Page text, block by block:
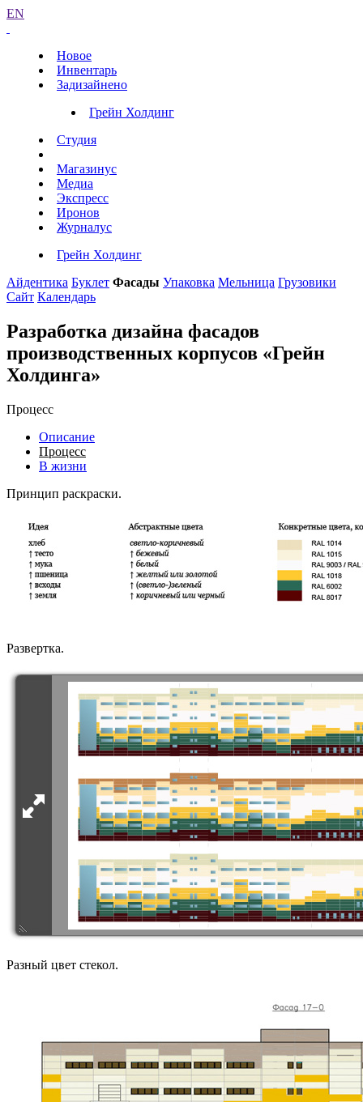
EN
Новое
Инвентарь
Задизайнено
Грейн Холдинг
Студия
Магазинус
Медиа
Экспресс
Иронов
Журналус
Грейн Холдинг
Айдентика Буклет Фасады Упаковка Мельница Грузовики
Сайт Календарь
Разработка дизайна фасадов
производственных корпусов «Грейн
Холдинга»
Процесс
Описание
Процесс
В жизни
Принцип раскраски.
Развертка.
Разный цвет стекол.